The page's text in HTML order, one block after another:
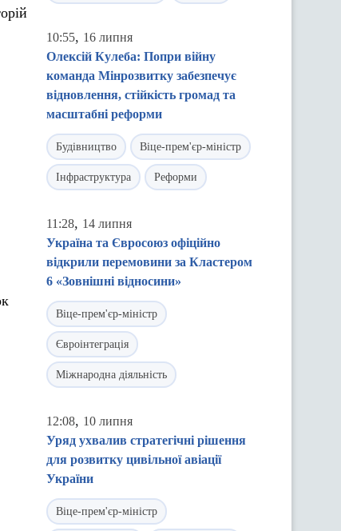
10:55, 16 липня
Олексій Кулеба: Попри війну
команда Мінрозвитку забезпечує
відновлення, стійкість громад та
масштабні реформи
Будівництво Віце-прем'єр-міністр
Інфраструктура Реформи
11:28, 14 липня
Україна та Євросоюз офіційно
відкрили перемовини за Кластером
6 «Зовнішні відносини»
Віце-прем'єр-міністр
Євроінтеграція
Міжнародна діяльність
12:08, 10 липня
Уряд ухвалив стратегічні рішення
для розвитку цивільної авіації
України
Віце-прем'єр-міністр